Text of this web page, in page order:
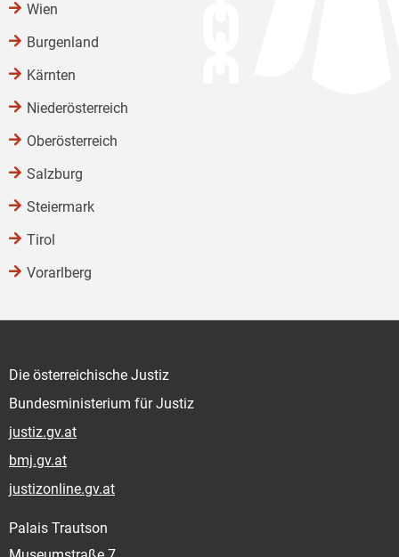
Wien
Burgenland
Kärnten
Niederösterreich
Oberösterreich
Salzburg
Steiermark
Tirol
Vorarlberg
Die österreichische Justiz
Bundesministerium für Justiz
justiz.gv.at
bmj.gv.at
justizonline.gv.at
Palais Trautson